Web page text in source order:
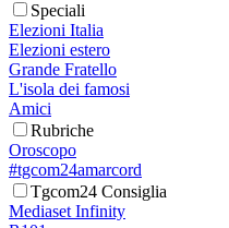
Speciali
Elezioni Italia
Elezioni estero
Grande Fratello
L'isola dei famosi
Amici
Rubriche
Oroscopo
#tgcom24amarcord
Tgcom24 Consiglia
Mediaset Infinity